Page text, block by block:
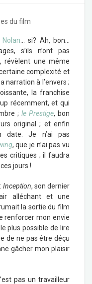
du film
… si? Ah, bon…
s’ils n’ont pas
révèlent une même
complexité et
narration à l’envers ;
la franchise
récemment, et qui
; le Prestige, bon
original ; et enfin
date. Je n’ai pas
, que je n’ai pas vu
critiques ; il faudra
jours !
Inception, son dernier
alléchant et une
la sortie du film
renforcer mon envie
plus possible de lire
de ne pas être déçu
gâcher mon plaisir
pas un travailleur